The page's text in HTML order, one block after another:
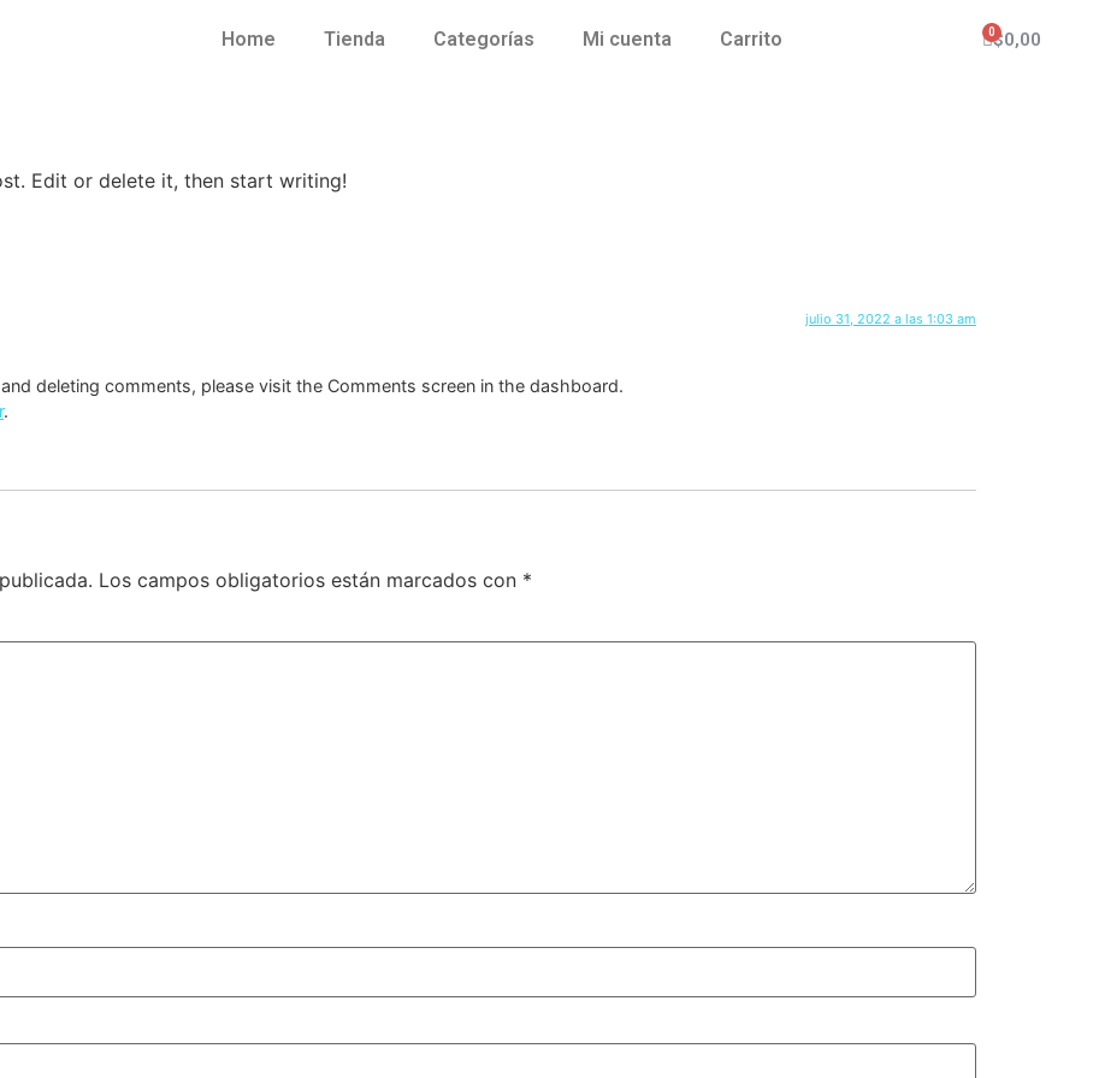
Home Tienda Categorías Mi cuenta Carrito $0,00
Edit or delete it, then start writing!
julio 31, 2022 a las 1:03 am
deleting comments, please visit the Comments screen in the dashboard.
.
Los campos obligatorios están marcados con *